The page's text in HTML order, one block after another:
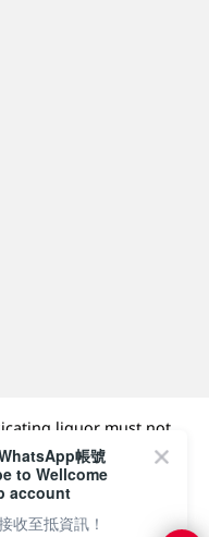
liquor must not
18) in the course of
成年人 (18 歲以下人士)
帳號
to Wellcome
account
收至抵資訊！